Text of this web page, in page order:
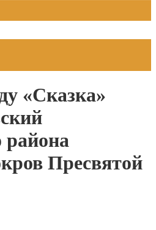
«Сказка»
района
Пресвятой